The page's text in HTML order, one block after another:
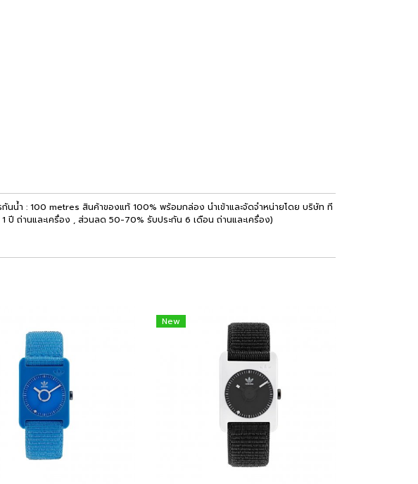
นน้ำ : 100 metres สินค้าของแท้ 100% พร้อมกล่อง นำเข้าและจัดจำหน่ายโดย บริษัท ที
ถ่านและเครื่อง , ส่วนลด 50-70% รับประกัน 6 เดือน ถ่านและเครื่อง)
New